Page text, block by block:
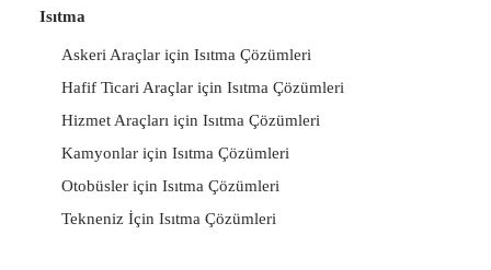
Isıtma
Askeri Araçlar için Isıtma Çözümleri
Hafif Ticari Araçlar için Isıtma Çözümleri
Hizmet Araçları için Isıtma Çözümleri
Kamyonlar için Isıtma Çözümleri
Otobüsler için Isıtma Çözümleri
Tekneniz İçin Isıtma Çözümleri